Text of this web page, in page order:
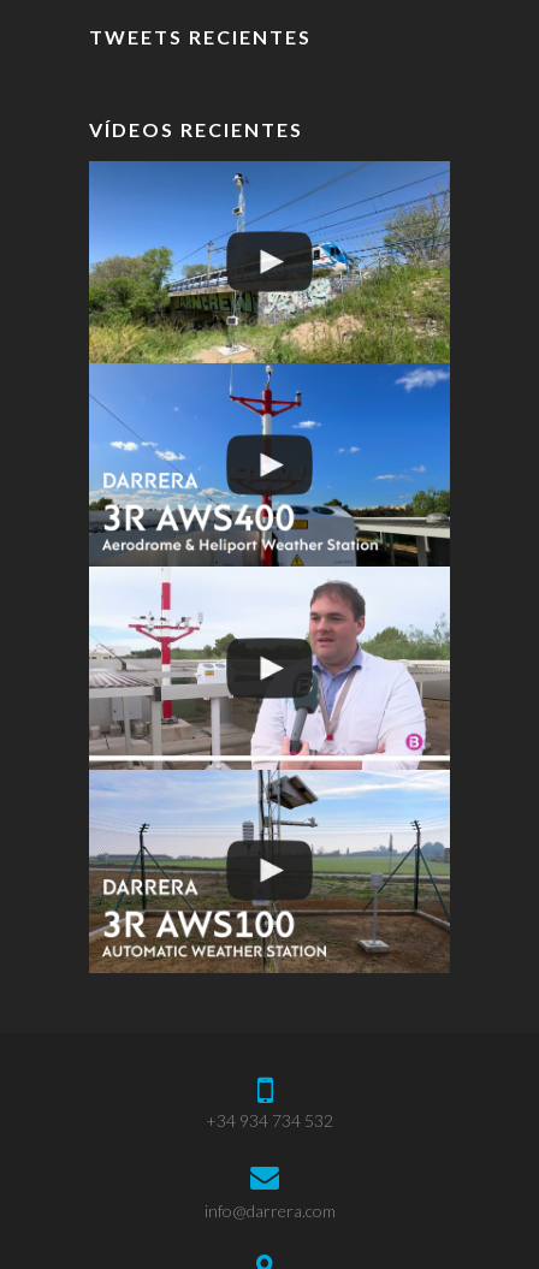
TWEETS RECIENTES
VÍDEOS RECIENTES
+34 934 734 532
info@darrera.com